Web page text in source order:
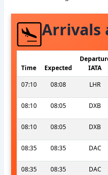
Arrivals
Time Expected
IATA
07:10
08:08 LHR
08:10 08:05 DXB
08:10 08:05 DXB
08:35 08:35 DAC
08:35 08:35 DAC